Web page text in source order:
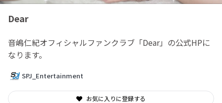
Dear
音嶋仁紀オフィシャルファンクラブ「Dear」の公式HPに
なります。
SPJ_Entertainment
お気に入りに登録する